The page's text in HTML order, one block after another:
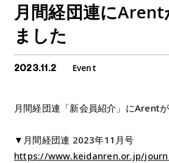
月間経団連に
ました
2023.11.2 Event
月間経団連「新会員紹介」にArentが
▼月間経団連 2023年11月号
https://www.keidanren.or.jp/